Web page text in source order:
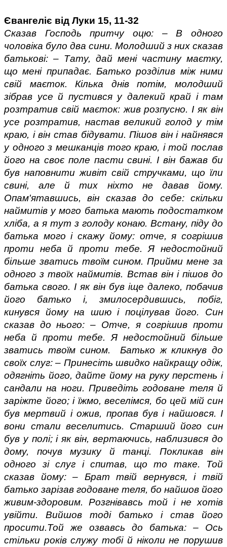
Євангеліє від Луки 15, 11-32
Сказав Господь притчу оцю: – В одного
чоловіка було два сини. Молодший з них сказав
батькові: – Тату, дай мені частину маєтку,
що мені припадає. Батько розділив між ними
свій маєток. Кілька днів потім, молодший
зібрав усе й пустився у далекий край і там
розтратив свій маєток: жив розпусно. І як він
усе розтратив, настав великий голод у тім
краю, і він став бідувати. Пішов він і найнявся
у одного з мешканців того краю, і той послав
його на своє поле пасти свині. І він бажав би
був наповнити живіт свій стручками, що їли
свині, але й тих ніхто не давав йому.
Опам'ятавшись, він сказав до себе: скільки
наймитів у мого батька мають подостатком
хліба, а я тут з голоду конаю. Встану, піду до
батька мого і скажу йому: отче, я согрішив
проти неба й проти тебе. Я недостойний
більше зватись твоїм сином. Прийми мене за
одного з твоїх наймитів. Встав він і пішов до
батька свого. І як він був іще далеко, побачив
його батько і, змилосердившись, побіг,
кинувся йому на шию і поцілував його. Син
сказав до нього: – Отче, я согрішив проти
неба й проти тебе. Я недостойний більше
зватись твоїм сином.  Батько ж кликнув до
своїх слуг: – Принесіть швидко найкращу одіж,
одягніть його, дайте йому на руку перстень і
сандали на ноги. Приведіть годоване теля й
заріжте його; і їжмо, веселімся, бо цей мій син
був мертвий і ожив, пропав був і найшовся. І
вони стали веселитись. Старший його син
був у полі; і як він, вертаючись, наблизився до
дому, почув музику й танці. Покликав він
одного зі слуг і спитав, що то таке. Той
сказав йому: – Брат твій вернувся, і твій
батько зарізав годоване теля, бо найшов його
живим-здоровим. Розгнівавсь той і не хотів
увійти. Вийшов тоді батько і став його
просити.Той же озвавсь до батька: – Ось
стільки років служу тобі й ніколи не порушив